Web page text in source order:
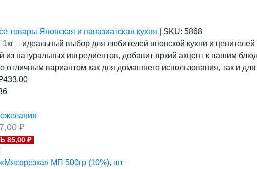
товары Японская и паназиатская кухня SKU: 5868
– идеальный выбор для любителей японской кухни и
натуральных ингредиентов, добавит яркий акцент к вашим
отличным вариантом как для домашнего использования, так и
433.00
₽.
₽Текущая
цена:
347,00 ₽.
85,00 ₽
«Мясорезка» МП 500гр (10%), шт